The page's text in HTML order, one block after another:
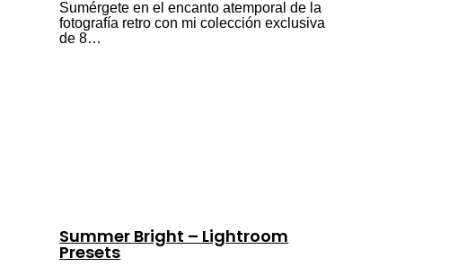
Sumérgete en el encanto atemporal de la
fotografía retro con mi colección exclusiva
de 8…
Summer Bright – Lightroom
Presets